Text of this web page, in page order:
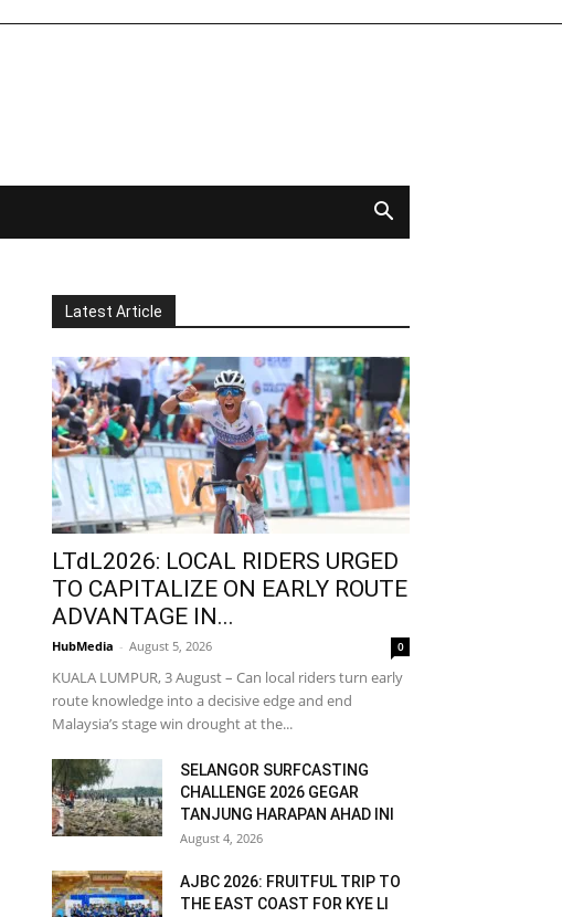
Latest Article
LTdL2026: LOCAL RIDERS URGED
TO CAPITALIZE ON EARLY ROUTE
ADVANTAGE IN...
HubMedia - August 5, 2026 0
KUALA LUMPUR, 3 August – Can local riders turn early
route knowledge into a decisive edge and end
Malaysia’s stage win drought at the...
SELANGOR SURFCASTING
CHALLENGE 2026 GEGAR
TANJUNG HARAPAN AHAD INI
August 4, 2026
AJBC 2026: FRUITFUL TRIP TO
THE EAST COAST FOR KYE LI